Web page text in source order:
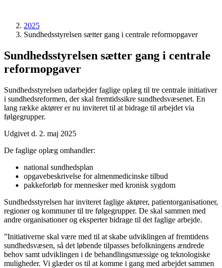
2025
Sundhedsstyrelsen sætter gang i centrale reformopgaver
Sundhedsstyrelsen sætter gang i centrale
reformopgaver
Sundhedsstyrelsen udarbejder faglige oplæg til tre centrale initiativer
i sundhedsreformen, der skal fremtidssikre sundhedsvæsenet. En
lang række aktører er nu inviteret til at bidrage til arbejdet via
følgegrupper.
Udgivet d. 2. maj 2025
De faglige oplæg omhandler:
national sundhedsplan
opgavebeskrivelse for almenmedicinske tilbud
pakkeforløb for mennesker med kronisk sygdom
Sundhedsstyrelsen har inviteret faglige aktører, patientorganisationer,
regioner og kommuner til tre følgegrupper. De skal sammen med
andre organisationer og eksperter bidrage til det faglige arbejde.
”Initiativerne skal være med til at skabe udviklingen af fremtidens
sundhedsvæsen, så det løbende tilpasses befolkningens ændrede
behov samt udviklingen i de behandlingsmæssige og teknologiske
muligheder. Vi glæder os til at komme i gang med arbejdet sammen